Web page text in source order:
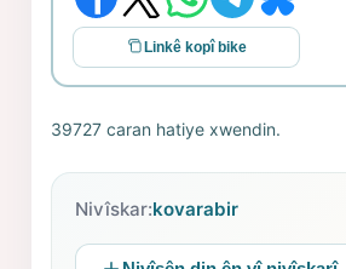
Linkê kopî bike
39727 caran hatiye xwendin.
Nivîskar:kovarabir